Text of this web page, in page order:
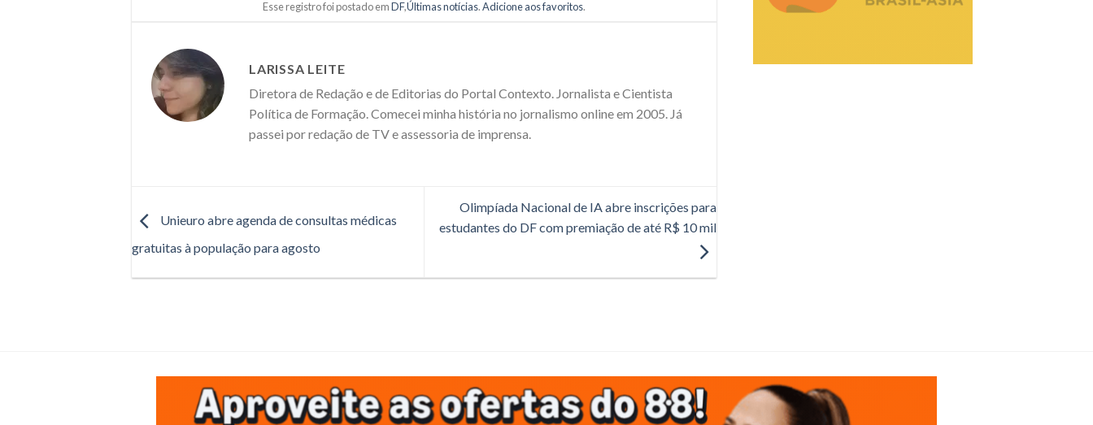
Esse registro foi postado emDF,Últimas notícias.Adicione aos favoritos.
LARISSA LEITE
Diretora de Redação e de Editorias do Portal Contexto. Jornalista e Cientista
Política de Formação. Comecei minha história no jornalismo online em 2005. Já
passei por redação de TV e assessoria de imprensa.
Unieuro abre agenda de consultas médicas
gratuitas à população para agosto
Olimpíada Nacional de IA abre inscrições para
estudantes do DF com premiação de até R$ 10 mil